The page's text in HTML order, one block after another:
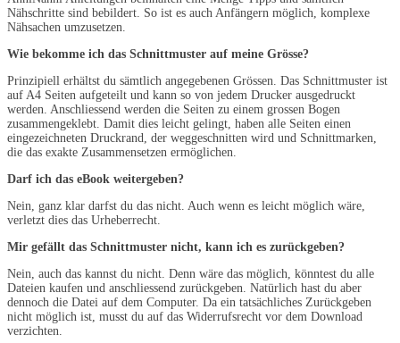
Nähschritte sind bebildert. So ist es auch Anfängern möglich, komplexe
Nähsachen umzusetzen.
Wie bekomme ich das Schnittmuster auf meine Grösse?
Prinzipiell erhältst du sämtlich angegebenen Grössen. Das Schnittmuster ist
auf A4 Seiten aufgeteilt und kann so von jedem Drucker ausgedruckt
werden. Anschliessend werden die Seiten zu einem grossen Bogen
zusammengeklebt. Damit dies leicht gelingt, haben alle Seiten einen
eingezeichneten Druckrand, der weggeschnitten wird und Schnittmarken,
die das exakte Zusammensetzen ermöglichen.
Darf ich das eBook weitergeben?
Nein, ganz klar darfst du das nicht. Auch wenn es leicht möglich wäre,
verletzt dies das Urheberrecht.
Mir gefällt das Schnittmuster nicht, kann ich es zurückgeben?
Nein, auch das kannst du nicht. Denn wäre das möglich, könntest du alle
Dateien kaufen und anschliessend zurückgeben. Natürlich hast du aber
dennoch die Datei auf dem Computer. Da ein tatsächliches Zurückgeben
nicht möglich ist, musst du auf das Widerrufsrecht vor dem Download
verzichten.